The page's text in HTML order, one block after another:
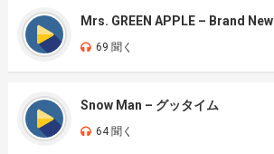
Mrs. GREEN APPLE – Brand New
69 聞く
Snow Man – グッタイム
64 聞く